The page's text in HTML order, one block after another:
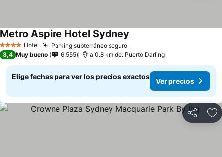
4 EstrellasHotel Parking subterráneo seguroVer precios
Metro Aspire Hotel Sydney
8,4 Muy bueno 6.555 a 0.8 km de: Puerto Darling
Elige fechas para ver los precios exactos
Ver precios
Compartir